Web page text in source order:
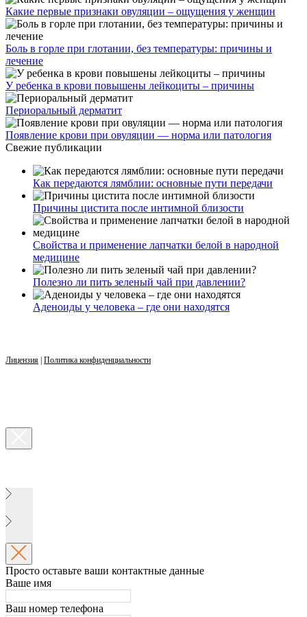
Какие первые признаки овуляции – ощущения у женщин
Боль в горле при глотании, без температуры: причины и
лечение
У ребенка в крови повышены лейкоциты – причины
Периоральный дерматит
Появление крови при овуляции — норма или патология
Свежие публикации
Как передаются лямблии: основные пути передачи
Причины цистита после интимной близости
Свойства и применение лапчатки белой в народной
медицине
Полезно ли пить зеленый чай при давлении?
Аденоиды у человека – где они находятся
Лицензия Политика конфиденциальности
Просто оставьте ваши контактные данные
Ваше имя
Ваш номер телефона